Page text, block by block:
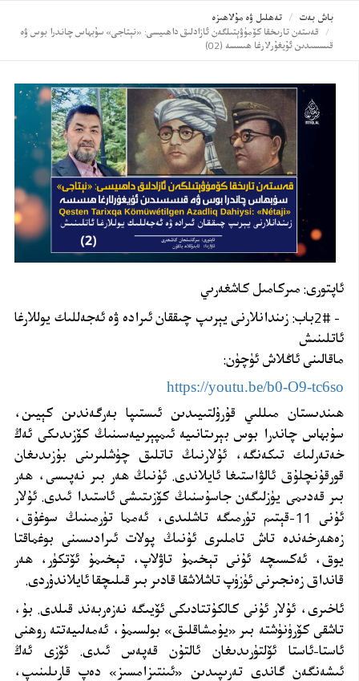
باش بەت
تەھلىل ۋە مۇلاھىزە
قەستەن تارىخقا كۆمۈۋېتىلگەن ئازادلىق داھىيسى: «نېتاجى» سۇبھاس چاندرا بوس ۋە
قىسسىدىن ئۇيغۇرلارغا ھىسسە (02)
ئاپتورى: مىركامىل كاشغەرىي
2# -باب: زىندانلارنى يېرىپ چىققان ئىرادە ۋە ئەجەللىك يوللارغا
ئاتلىنىش
ماقالىنى ئاڭلاش ئۈچۈن:
https://youtu.be/b0-O9-tc6so
ھىندىستان مىللىي قۇرۇلتىيىدىن ئىستىپا بەرگەندىن كېيىن،
سۇبھاس چاندرا بوس بېرىتانىيە ئىمپېرىيەسىنىڭ كۆزىدىكى ئەڭ
خەتەرلىك تىكەنگە، ئۇلارنىڭ تاتلىق چۈشلىرىنى بۇزىدىغان
قورقۇنچلۇق ئالۋاستىغا ئايلاندى. ئۇنىڭ ھەر بىر نەپىسى، ھەر
بىر قەدىمى يۈزلىگەن جاسۇسنىڭ كۆزىتىشى ئاستىدا ئىدى. ئۇلار
ئۇنى 11-قېتىم تۈرمىگە تاشلىدى، ئەمما تۈرمىنىڭ سوغۇق،
زەھەرخەندە تاش تاملىرى ئۇنىڭ پولات ئىرادىسىنى بوغماقتا
يوق، ئەكسىچە ئۇنى تېخىمۇ تاۋلاپ، تېخىمۇ ئۆتكۈر، ھەر
قانداق زەنجىرنى ئۈزۈپ تاشلاشقا قادىر بىر قىلىچقا ئايلاندۇردى.
ئاخىرى، ئۇلار ئۇنى كالكۇتتادىكى ئۆيىگە نەزەربەند قىلدى. بۇ،
تاشقى كۆرۈنۈشتە بىر «يۇمشاقلىق» بولسىمۇ، ئەمەلىيەتتە روھنى
ئاستا-ئاستا ئۆلتۈرىدىغان ئالتۇن قەپەس ئىدى. ئۆزى ئەڭ
ئىشەنگەن گاندى تەرىپىدىن «ئىنتىزامسىز» دەپ قارىلىنىپ،